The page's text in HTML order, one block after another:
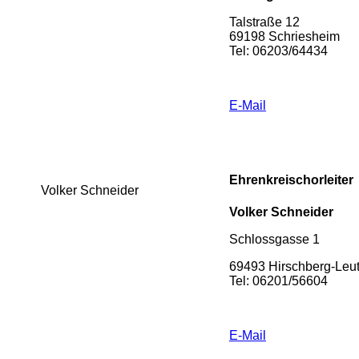
Talstraße 12
69198 Schriesheim
Tel: 06203/64434
E-Mail
Volker Schneider
Ehrenkreischorleiter
Volker Schneider
Schlossgasse 1
69493 Hirschberg-
Tel: 06201/56604
E-Mail